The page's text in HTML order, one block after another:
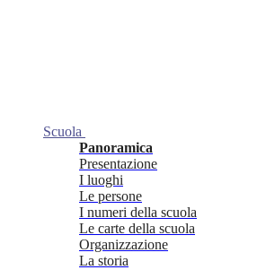
Scuola
Panoramica
Presentazione
I luoghi
Le persone
I numeri della scuola
Le carte della scuola
Organizzazione
La storia